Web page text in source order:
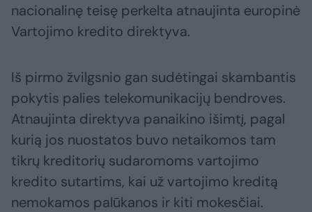
nacionalinę teisę perkelta atnaujinta europinė
Vartojimo kredito direktyva.
Iš pirmo žvilgsnio gan sudėtingai skambantis
pokytis palies telekomunikacijų bendroves.
Atnaujinta direktyva panaikino išimtį, pagal
kurią jos nuostatos buvo netaikomos tam
tikrų kreditorių sudaromoms vartojimo
kredito sutartims, kai už vartojimo kreditą
nemokamos palūkanos ir kiti mokesčiai.